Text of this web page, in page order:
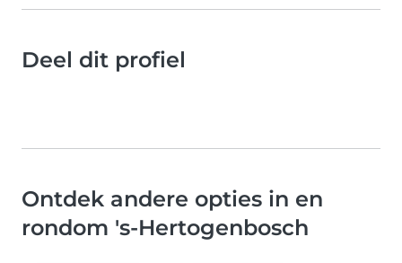
Deel dit profiel
Ontdek andere opties in en
rondom 's-Hertogenbosch